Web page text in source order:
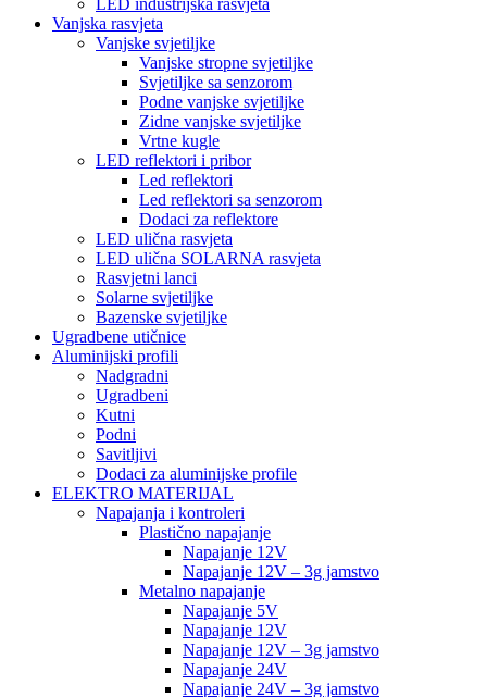
LED industrijska rasvjeta
Vanjska rasvjeta
Vanjske svjetiljke
Vanjske stropne svjetiljke
Svjetiljke sa senzorom
Podne vanjske svjetiljke
Zidne vanjske svjetiljke
Vrtne kugle
LED reflektori i pribor
Led reflektori
Led reflektori sa senzorom
Dodaci za reflektore
LED ulična rasvjeta
LED ulična SOLARNA rasvjeta
Rasvjetni lanci
Solarne svjetiljke
Bazenske svjetiljke
Ugradbene utičnice
Aluminijski profili
Nadgradni
Ugradbeni
Kutni
Podni
Savitljivi
Dodaci za aluminijske profile
ELEKTRO MATERIJAL
Napajanja i kontroleri
Plastično napajanje
Napajanje 12V
Napajanje 12V – 3g jamstvo
Metalno napajanje
Napajanje 5V
Napajanje 12V
Napajanje 12V – 3g jamstvo
Napajanje 24V
Napajanje 24V – 3g jamstvo